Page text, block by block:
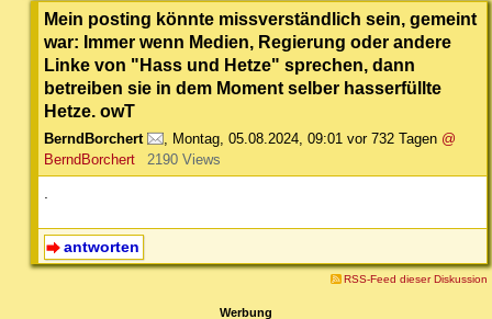
Mein posting könnte missverständlich sein, gemeint
war: Immer wenn Medien, Regierung oder andere
Linke von "Hass und Hetze" sprechen, dann
betreiben sie in dem Moment selber hasserfüllte
Hetze. owT
BerndBorchert , Montag, 05.08.2024, 09:01 vor 732 Tagen @
BerndBorchert
2190 Views
.
antworten
RSS-Feed dieser Diskussion
Werbung